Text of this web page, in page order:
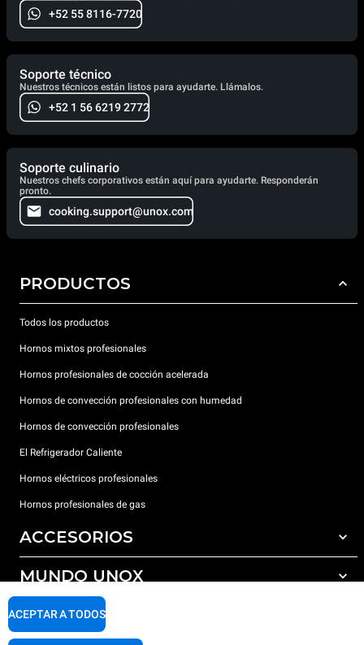
+52 55 8116-7720
Soporte técnico
Nuestros técnicos están listos para ayudarte. Llámalos.
+52 1 56 6219 2772
Soporte culinario
Nuestros chefs corporativos están aquí para ayudarte. Responderán
pronto.
cooking.support@unox.com
PRODUCTOS
Todos los productos
Hornos mixtos profesionales
Hornos profesionales de cocción acelerada
Hornos de convección profesionales con humedad
Hornos de convección profesionales
El Refrigerador Caliente
Hornos eléctricos profesionales
Hornos profesionales de gas
ACCESORIOS
Todos los accesorios
Detergentes para lavado automático
Detergentes para lavado manual
MUNDO UNOX
Nuestras sedes en el mundo
SOPORTE
ACEPTAR A TODOS